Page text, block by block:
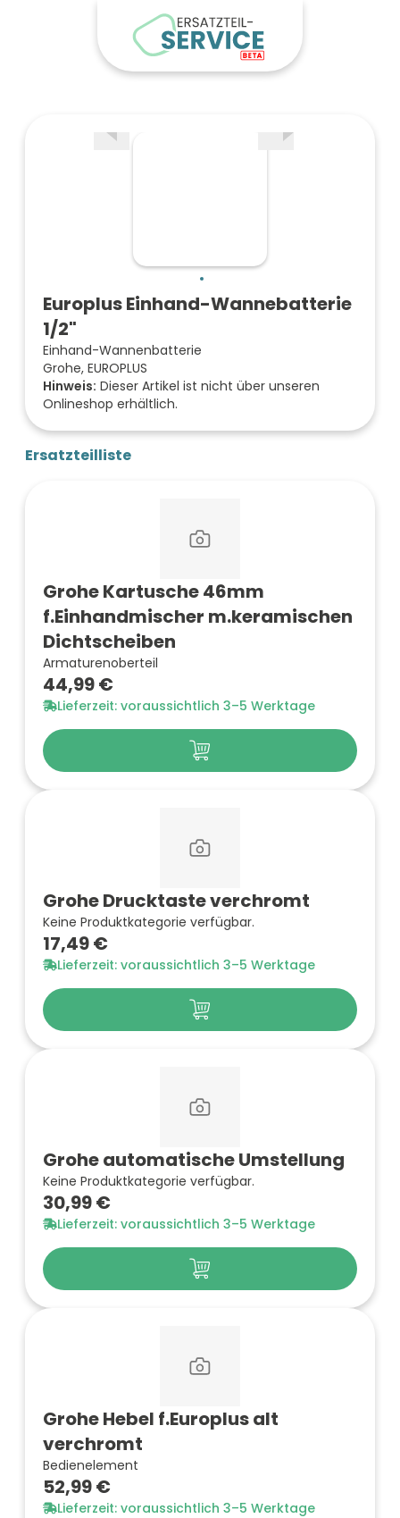
Europlus Einhand-Wannebatterie
1/2"
Einhand-Wannenbatterie
Grohe, EUROPLUS
Hinweis: Dieser Artikel ist nicht über unseren
Onlineshop erhältlich.
Ersatzteilliste
Grohe Kartusche 46mm
f.Einhandmischer m.keramischen
Dichtscheiben
Armaturenoberteil
44,99 €
Lieferzeit: voraussichtlich 3–5 Werktage
Grohe Drucktaste verchromt
Keine Produktkategorie verfügbar.
17,49 €
Lieferzeit: voraussichtlich 3–5 Werktage
Grohe automatische Umstellung
Keine Produktkategorie verfügbar.
30,99 €
Lieferzeit: voraussichtlich 3–5 Werktage
Grohe Hebel f.Europlus alt
verchromt
Bedienelement
52,99 €
Lieferzeit: voraussichtlich 3–5 Werktage